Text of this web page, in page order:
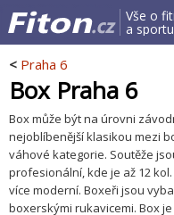
Vše o
a sportu
< Praha 6
Box Praha 6
Box může být na úrovni
nejoblíbenější klasikou mezi
váhové kategorie. Soutěže
profesionální, kde je až 12
více moderní. Boxeři jsou
boxerskými rukavicemi. Box